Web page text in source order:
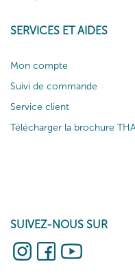
SERVICES ET AIDES
Mon compte
Suivi de commande
Service client
Télécharger la brochure
SUIVEZ-NOUS SUR